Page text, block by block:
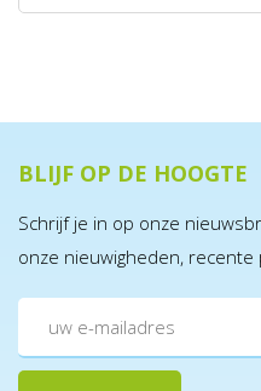
BLIJF OP DE HOOGTE
Schrijf je in op onze
onze nieuwigheden,